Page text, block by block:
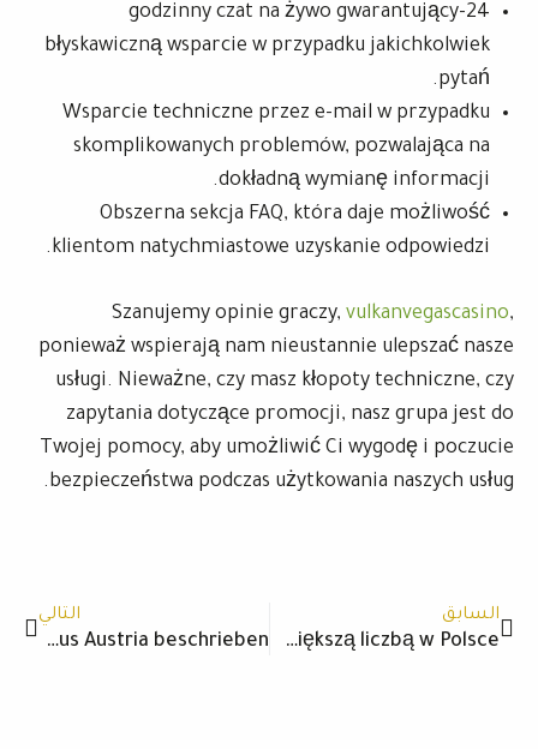
24-godzinny czat na żywo gwarantujący
błyskawiczną wsparcie w przypadku jakichkolwiek
pytań.
Wsparcie techniczne przez e-mail w przypadku
skomplikowanych problemów, pozwalająca na
dokładną wymianę informacji.
Obszerna sekcja FAQ, która daje możliwość
klientom natychmiastowe uzyskanie odpowiedzi.
Szanujemy opinie graczy,vulkanvegascasino,
ponieważ wspierają nam nieustannie ulepszać nasze
usługi. Nieważne, czy masz kłopoty techniczne, czy
zapytania dotyczące promocji, nasz grupa jest do
Twojej pomocy, aby umożliwić Ci wygodę i poczucie
bezpieczeństwa podczas użytkowania naszych usług.
السابق
Kasyno Vavada – Zagraj w sposób bezpieczny, wygrywaj prędko i ciesz się większą liczbą w Polsce
التالي
Winshark Casino Bonusbedingungen für Spieler aus Austria beschrieben